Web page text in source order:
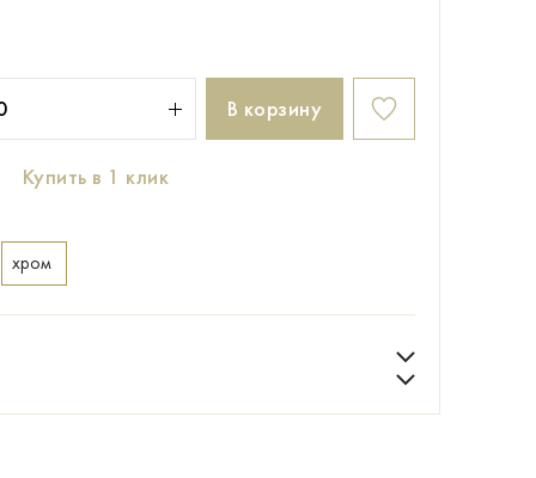
В корзину
Купить в 1 клик
хром